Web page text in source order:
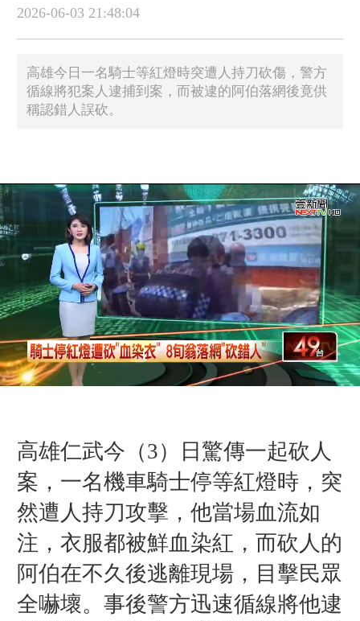
2026-06-03 21:48:04
高雄今日一名騎士等紅燈時突遭人持刀砍傷，警方
循線將犯案人逮捕到案，而被逮的阿伯落網後竟供
稱認錯人誤砍。
高雄仁武今（3）日驚傳一起砍人
案，一名機車騎士停等紅燈時，突
然遭人持刀攻擊，他當場血流如
注，衣服都被鮮血染紅，而砍人的
阿伯在不久後逃離現場，目擊民眾
全嚇壞。事後警方迅速循線將他逮